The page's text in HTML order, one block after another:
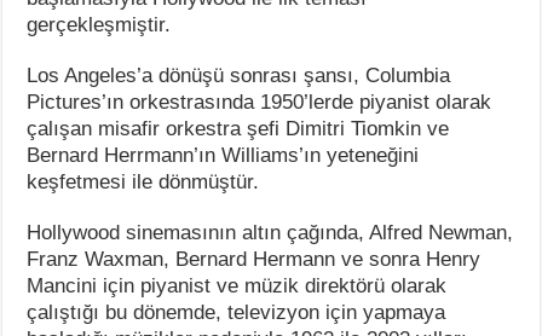
gerçekleşmiştir.
Los Angeles’a dönüşü sonrası şansı, Columbia
Pictures’ın orkestrasında 1950’lerde piyanist olarak
çalışan misafir orkestra şefi Dimitri Tiomkin ve
Bernard Herrmann’ın Williams’ın yeteneğini
keşfetmesi ile dönmüştür.
Hollywood sinemasının altın çağında, Alfred Newman,
Franz Waxman, Bernard Hermann ve sonra Henry
Mancini için piyanist ve müzik direktörü olarak
çalıştığı bu dönemde, televizyon için yapmaya